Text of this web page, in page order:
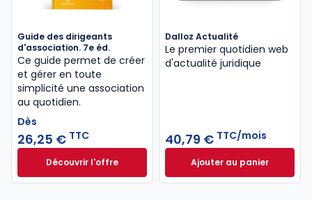
Guide des dirigeants
d'association. 7e éd.
Ce guide permet de créer
et gérer en toute
simplicité une association
au quotidien.
Dès
26,25 € TTC
Découvrir l'offreGuide des dirigeants d'association. 7e éd. à partir
Dès
Dalloz Actualité
Le premier quotidien web
d'actualité juridique
40,79 € TTC/mois
Ajouter au panier
Dalloz Actualité